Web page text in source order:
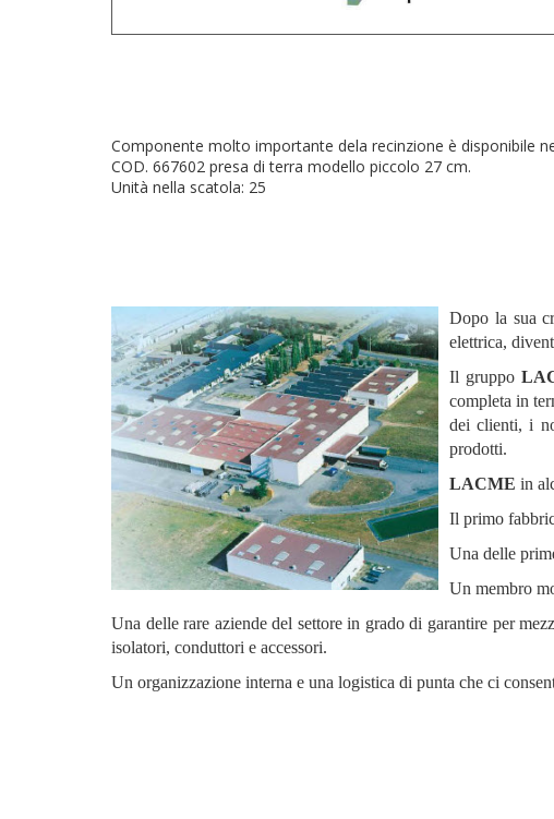
Componente molto importante dela recinzione è disponibile
COD. 667602 presa di terra modello piccolo 27 cm.
Unità nella scatola: 25
Dopo la sua
elettrica,
Il gruppo
completa in
dei clienti, i
prodotti.
LACME in
Il primo
Una delle
Un membro
Una delle rare aziende del settore in grado di garantire per
isolatori, conduttori e accessori.
Un organizzazione interna e una logistica di punta che ci